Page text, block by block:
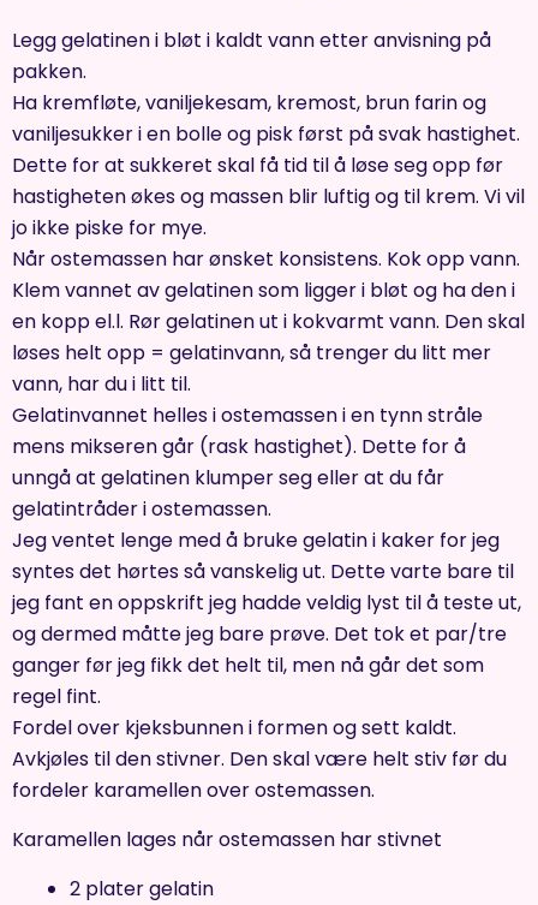
Legg gelatinen i bløt i kaldt vann etter anvisning på
pakken.
Ha kremfløte, vaniljekesam, kremost, brun farin og
vaniljesukker i en bolle og pisk først på svak hastighet.
Dette for at sukkeret skal få tid til å løse seg opp før
hastigheten økes og massen blir luftig og til krem. Vi vil
jo ikke piske for mye.
Når ostemassen har ønsket konsistens. Kok opp vann.
Klem vannet av gelatinen som ligger i bløt og ha den i
en kopp el.l. Rør gelatinen ut i kokvarmt vann. Den skal
løses helt opp = gelatinvann, så trenger du litt mer
vann, har du i litt til.
Gelatinvannet helles i ostemassen i en tynn stråle
mens mikseren går (rask hastighet). Dette for å
unngå at gelatinen klumper seg eller at du får
gelatintråder i ostemassen.
Jeg ventet lenge med å bruke gelatin i kaker for jeg
syntes det hørtes så vanskelig ut. Dette varte bare til
jeg fant en oppskrift jeg hadde veldig lyst til å teste ut,
og dermed måtte jeg bare prøve. Det tok et par/tre
ganger før jeg fikk det helt til, men nå går det som
regel fint.
Fordel over kjeksbunnen i formen og sett kaldt.
Avkjøles til den stivner. Den skal være helt stiv før du
fordeler karamellen over ostemassen.
Karamellen lages når ostemassen har stivnet
2 plater gelatin